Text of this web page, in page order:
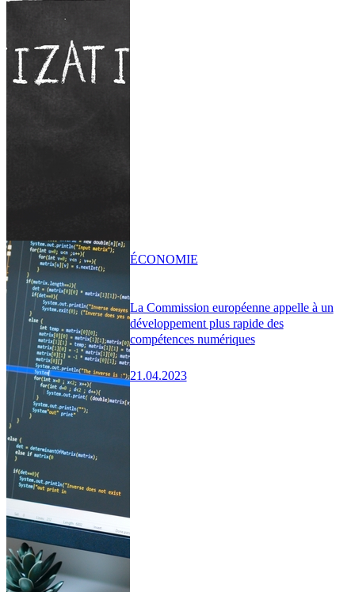
La Commission européenne appelle à un
développement plus rapide des
compétences numériques
21.04.2023
ÉCONOMIE